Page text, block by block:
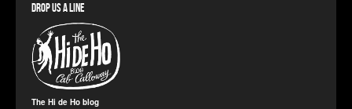
Drop us a line
The Hi de Ho blog